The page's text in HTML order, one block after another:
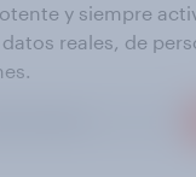
y siempre
reales, de